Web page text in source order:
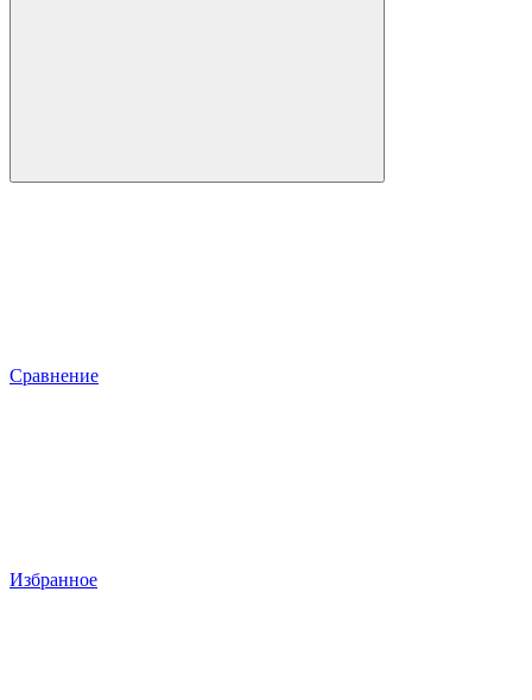
Сравнение
Избранное